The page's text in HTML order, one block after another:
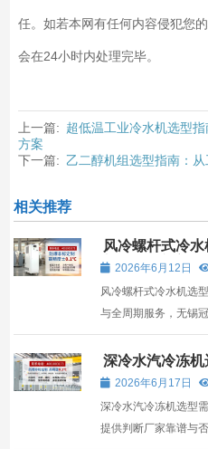
任。如若本网有任何内容侵犯您
会在24小时内处理完毕。
上一篇: 超低温工业冷水机选型
方案
下一篇: 乙二醇机组选型指南：
相关推荐
风冷螺杆式冷
高性价比方案
2026年6月12日
风冷螺杆式冷水机选
与全周期服务，无锡
深冷水汽冷冻
靠谱？
2026年6月17日
深冷水汽冷冻机选型
提供判断厂家靠谱与